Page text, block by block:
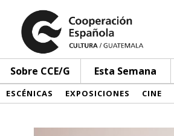
Sobre CCE/G Esta Semana
ESCÉNICAS EXPOSICIONES CINE